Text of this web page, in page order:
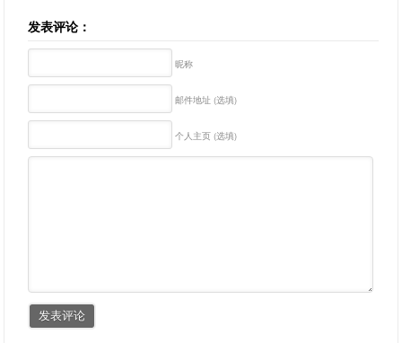
发表评论：
昵称
邮件地址 (选填)
个人主页 (选填)